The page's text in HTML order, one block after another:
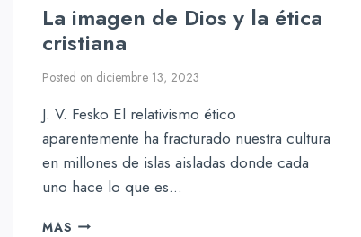
La imagen de Dios y la ética
cristiana
Posted on diciembre 13, 2023
J. V. Fesko El relativismo ético
aparentemente ha fracturado nuestra cultura
en millones de islas aisladas donde cada
uno hace lo que es…
MAS LA